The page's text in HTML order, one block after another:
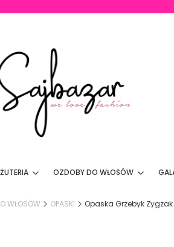
OZDOBY DO WŁOSÓW
WŁOSÓW OPASKI Opaska Grzebyk